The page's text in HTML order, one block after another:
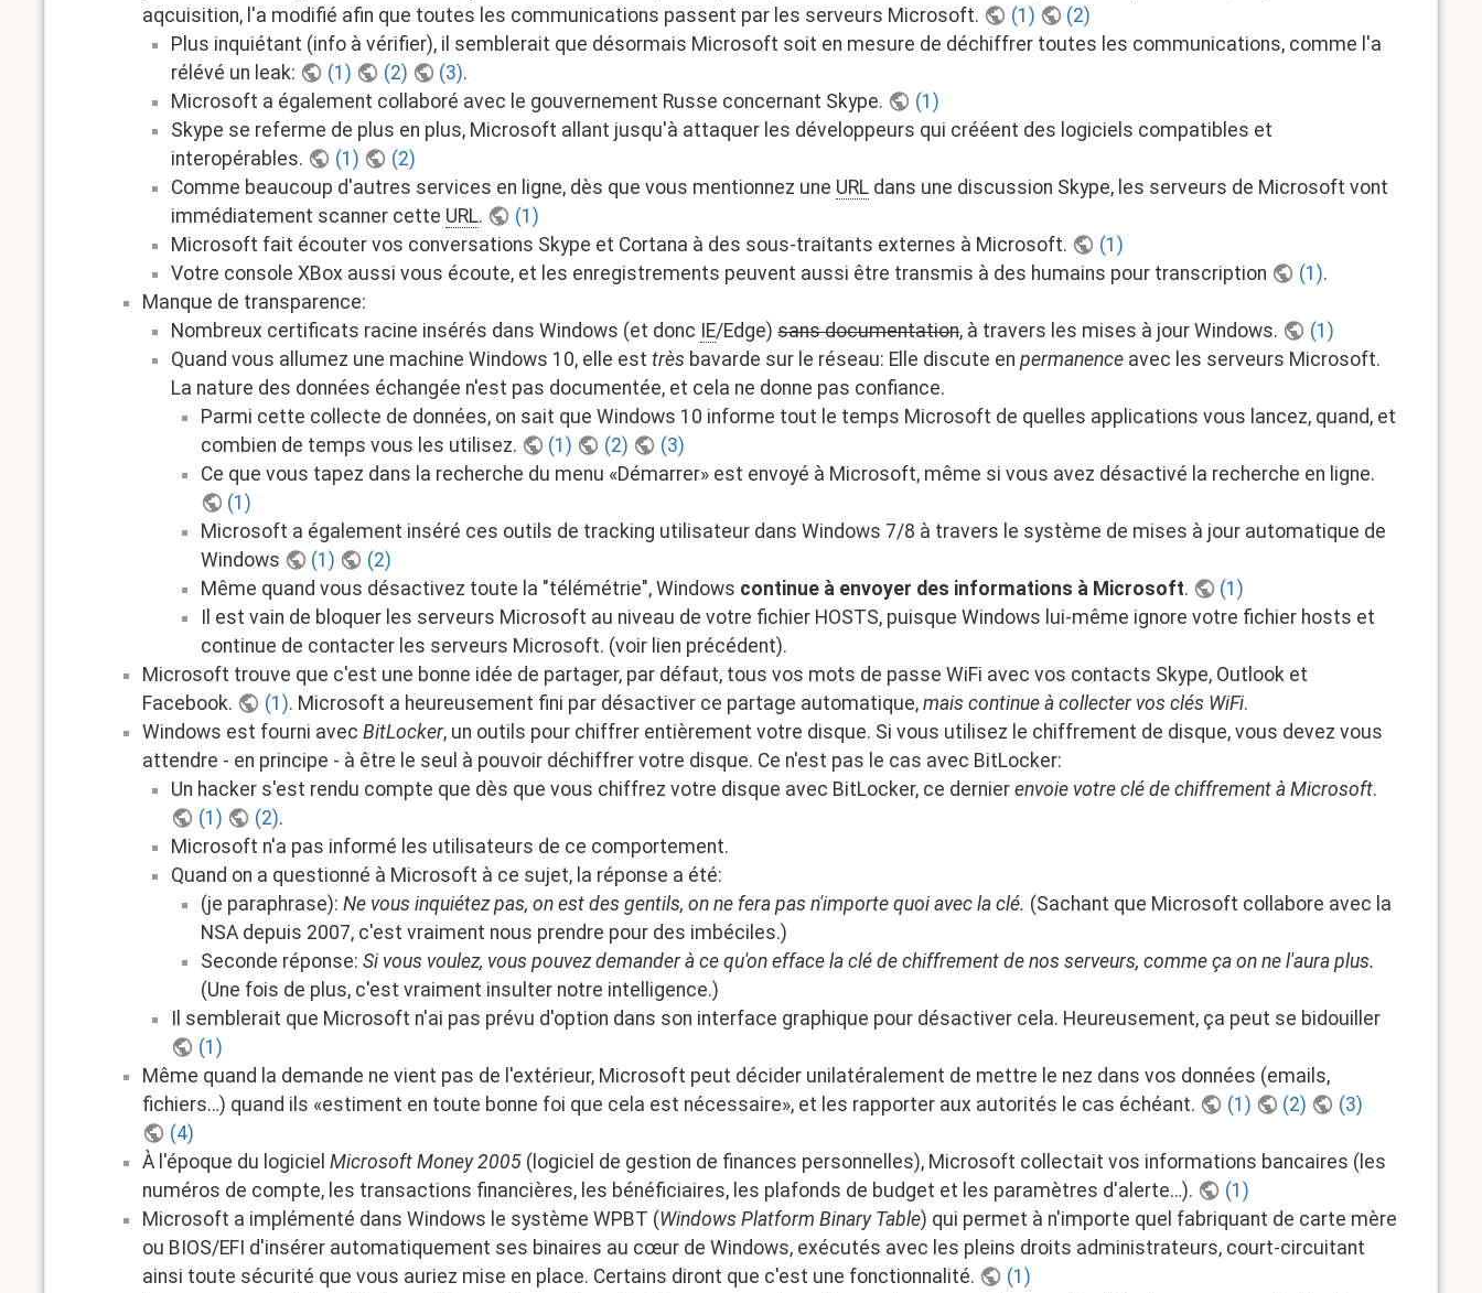
aqcuisition, l'a modifié afin que toutes les communications passent par les serveurs Microsoft.
(1)
(2)
Plus inquiétant (info à vérifier), il semblerait que désormais Microsoft soit en mesure de déchiffrer toutes les communications, comme l'a
rélévé un leak:
(1) (2) (3).
Microsoft a également collaboré avec le gouvernement Russe concernant Skype.
(1)
Skype se referme de plus en plus, Microsoft allant jusqu'à attaquer les développeurs qui crééent des logiciels compatibles et
interopérables.
(1)
(2)
Comme beaucoup d'autres services en ligne, dès que vous mentionnez une URL dans une discussion Skype, les serveurs de Microsoft vont
immédiatement scanner cette URL.
(1)
Microsoft fait écouter vos conversations Skype et Cortana à des sous-traitants externes à Microsoft.
(1)
Votre console XBox aussi vous écoute, et les enregistrements peuvent aussi être transmis à des humains pour transcription
(1).
Manque de transparence:
Nombreux certificats racine insérés dans Windows (et donc IE/Edge)sans documentation, à travers les mises à jour Windows.
(1)
Quand vous allumez une machine Windows 10, elle esttrès bavarde sur le réseau: Elle discute enpermanence avec les serveurs Microsoft.
La nature des données échangée n'est pas documentée, et cela ne donne pas confiance.
Parmi cette collecte de données, on sait que Windows 10 informe tout le temps Microsoft de quelles applications vous lancez, quand, et
combien de temps vous les utilisez.
(1) (2)
(3)
Ce que vous tapez dans la recherche du menu «Démarrer» est envoyé à Microsoft, même si vous avez désactivé la recherche en ligne.
(1)
Microsoft a également inséré ces outils de tracking utilisateur dans Windows 7/8 à travers le système de mises à jour automatique de
Windows
(1)
(2)
Même quand vous désactivez toute la "télémétrie", Windows continue à envoyer des informations à Microsoft.
(1)
Il est vain de bloquer les serveurs Microsoft au niveau de votre fichier HOSTS, puisque Windows lui-même ignore votre fichier hosts et
continue de contacter les serveurs Microsoft. (voir lien précédent).
Microsoft trouve que c'est une bonne idée de partager, par défaut, tous vos mots de passe WiFi avec vos contacts Skype, Outlook et
Facebook.
(1). Microsoft a heureusement fini par désactiver ce partage automatique, mais continue à collecter vos clés WiFi.
Windows est fourni avec BitLocker, un outils pour chiffrer entièrement votre disque. Si vous utilisez le chiffrement de disque, vous devez vous
attendre - en principe - à être le seul à pouvoir déchiffrer votre disque. Ce n'est pas le cas avec BitLocker:
Un hacker s'est rendu compte que dès que vous chiffrez votre disque avec BitLocker, ce dernierenvoie votre clé de chiffrement à Microsoft.
(1)
(2).
Microsoft n'a pas informé les utilisateurs de ce comportement.
Quand on a questionné à Microsoft à ce sujet, la réponse a été:
(je paraphrase): Ne vous inquiétez pas, on est des gentils, on ne fera pas n'importe quoi avec la clé. (Sachant que Microsoft collabore avec la
NSA depuis 2007, c'est vraiment nous prendre pour des imbéciles.)
Seconde réponse: Si vous voulez, vous pouvez demander à ce qu'on efface la clé de chiffrement de nos serveurs, comme ça on ne l'aura plus.
(Une fois de plus, c'est vraiment insulter notre intelligence.)
Il semblerait que Microsoft n'ai pas prévu d'option dans son interface graphique pour désactiver cela. Heureusement, ça peut se bidouiller
(1)
Même quand la demande ne vient pas de l'extérieur, Microsoft peut décider unilatéralement de mettre le nez dans vos données (emails,
fichiers…) quand ils «estiment en toute bonne foi que cela est nécessaire», et les rapporter aux autorités le cas échéant.
(1) (2)
(3)
(4)
À l'époque du logiciel Microsoft Money 2005(logiciel de gestion de finances personnelles), Microsoft collectait vos informations bancaires (les
numéros de compte, les transactions financières, les bénéficiaires, les plafonds de budget et les paramètres d'alerte…).
(1)
Microsoft a implémenté dans Windows le système WPBT (Windows Platform Binary Table) qui permet à n'importe quel fabriquant de carte mère
ou BIOS/EFI d'insérer automatiquement ses binaires au cœur de Windows, exécutés avec les pleins droits administrateurs, court-circuitant
ainsi toute sécurité que vous auriez mise en place. Certains diront que c'est une fonctionnalité.
(1)